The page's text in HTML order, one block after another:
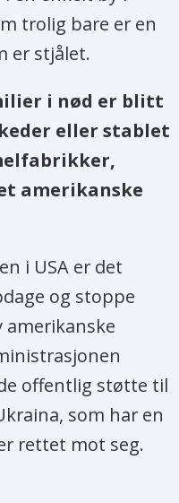
trolig bare er en
er stjålet.
i nød er blitt
eller stablet
amerikanske
i USA er det
og stoppe
amerikanske
offentlig støtte til
som har en
rettet mot seg.